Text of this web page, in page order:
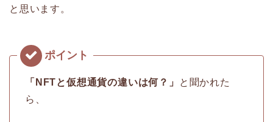
と思います。
「NFTと仮想通貨の違いは何？」
と聞かれた
ら、